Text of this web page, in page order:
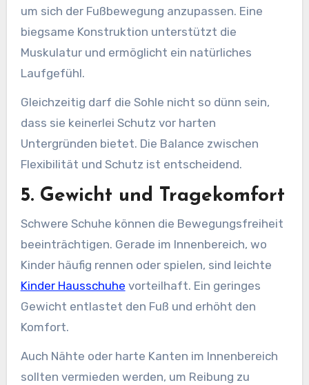
um sich der Fußbewegung anzupassen. Eine
biegsame Konstruktion unterstützt die
Muskulatur und ermöglicht ein natürliches
Laufgefühl.
Gleichzeitig darf die Sohle nicht so dünn sein,
dass sie keinerlei Schutz vor harten
Untergründen bietet. Die Balance zwischen
Flexibilität und Schutz ist entscheidend.
5. Gewicht und Tragekomfort
Schwere Schuhe können die Bewegungsfreiheit
beeinträchtigen. Gerade im Innenbereich, wo
Kinder häufig rennen oder spielen, sind leichte
Kinder Hausschuhe vorteilhaft. Ein geringes
Gewicht entlastet den Fuß und erhöht den
Komfort.
Auch Nähte oder harte Kanten im Innenbereich
sollten vermieden werden, um Reibung zu